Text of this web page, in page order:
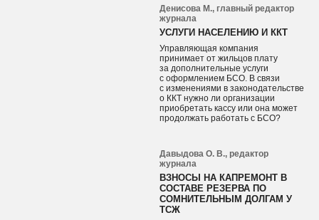
Денисова М., главный редактор
журнала
УСЛУГИ НАСЕЛЕНИЮ И ККТ
Управляющая компания
принимает от жильцов плату
за дополнительные услуги
с оформлением БСО. В связи
с изменениями в законодательстве
о ККТ нужно ли организации
приобретать кассу или она может
продолжать работать с БСО?
Давыдова О. В., редактор
журнала
ВЗНОСЫ НА КАПРЕМОНТ В
СОСТАВЕ РЕЗЕРВА ПО
СОМНИТЕЛЬНЫМ ДОЛГАМ У
ТСЖ